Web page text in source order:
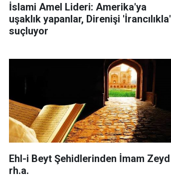
İslami Amel Lideri: Amerika'ya
uşaklık yapanlar, Direnişi 'İrancılıkla'
suçluyor
Ehl-i Beyt Şehidlerinden İmam Zeyd
rh.a.